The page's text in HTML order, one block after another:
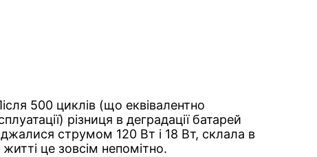
500 циклів (що еквівалентно
різниця в деградації батарей
струмом 120 Вт і 18 Вт, склала в
це зовсім непомітно.